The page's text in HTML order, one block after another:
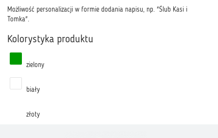
Możliwość personalizacji w formie dodania napisu, np. "Ślub Kasi i
Tomka".
Kolorystyka produktu
zielony
biały
złoty